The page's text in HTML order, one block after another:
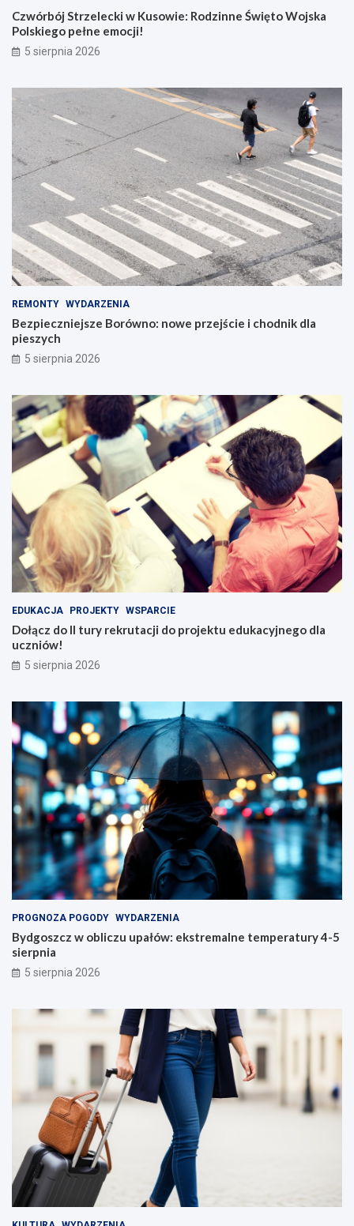
Czwórbój Strzelecki w Kusowie: Rodzinne Święto Wojska
Polskiego pełne emocji!
5 sierpnia 2026
REMONTY WYDARZENIA
Bezpieczniejsze Borówno: nowe przejście i chodnik dla
pieszych
5 sierpnia 2026
EDUKACJA PROJEKTY WSPARCIE
Dołącz do II tury rekrutacji do projektu edukacyjnego dla
uczniów!
5 sierpnia 2026
PROGNOZA POGODY WYDARZENIA
Bydgoszcz w obliczu upałów: ekstremalne temperatury 4-5
sierpnia
5 sierpnia 2026